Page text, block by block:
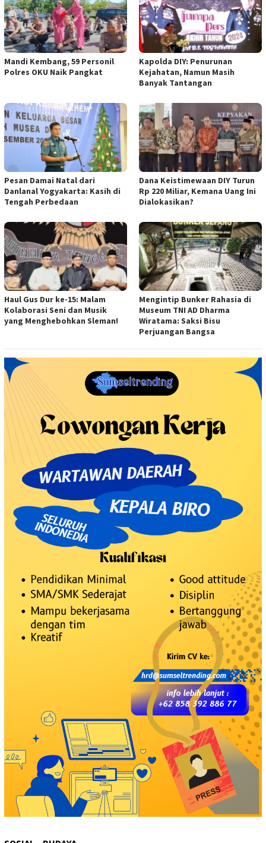
Mandi Kembang, 59 Personil
Polres OKU Naik Pangkat
Kapolda DIY: Penurunan
Kejahatan, Namun Masih
Banyak Tantangan
Pesan Damai Natal dari
Danlanal Yogyakarta: Kasih di
Tengah Perbedaan
Dana Keistimewaan DIY Turun
Rp 220 Miliar, Kemana Uang Ini
Dialokasikan?
Haul Gus Dur ke-15: Malam
Kolaborasi Seni dan Musik
yang Menghebohkan Sleman!
Mengintip Bunker Rahasia di
Museum TNI AD Dharma
Wiratama: Saksi Bisu
Perjuangan Bangsa